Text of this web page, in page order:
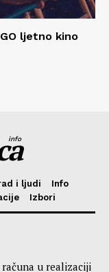
ljetno kino
info
i ljudi
Info
Izbori
u realizaciji